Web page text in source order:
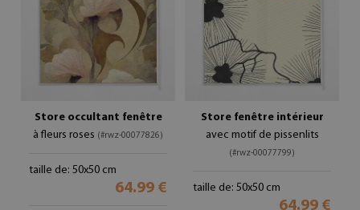
Store occultant fenêtre
à fleurs roses (#rwz-00077826)
taille de: 50x50 cm
64.99 €
Store fenêtre intérieur
avec motif de pissenlits
(#rwz-00077799)
taille de: 50x50 cm
64.99 €